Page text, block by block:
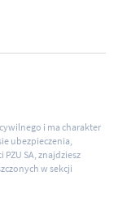
i ma charakter
ubezpieczenia,
SA, znajdziesz
w sekcji